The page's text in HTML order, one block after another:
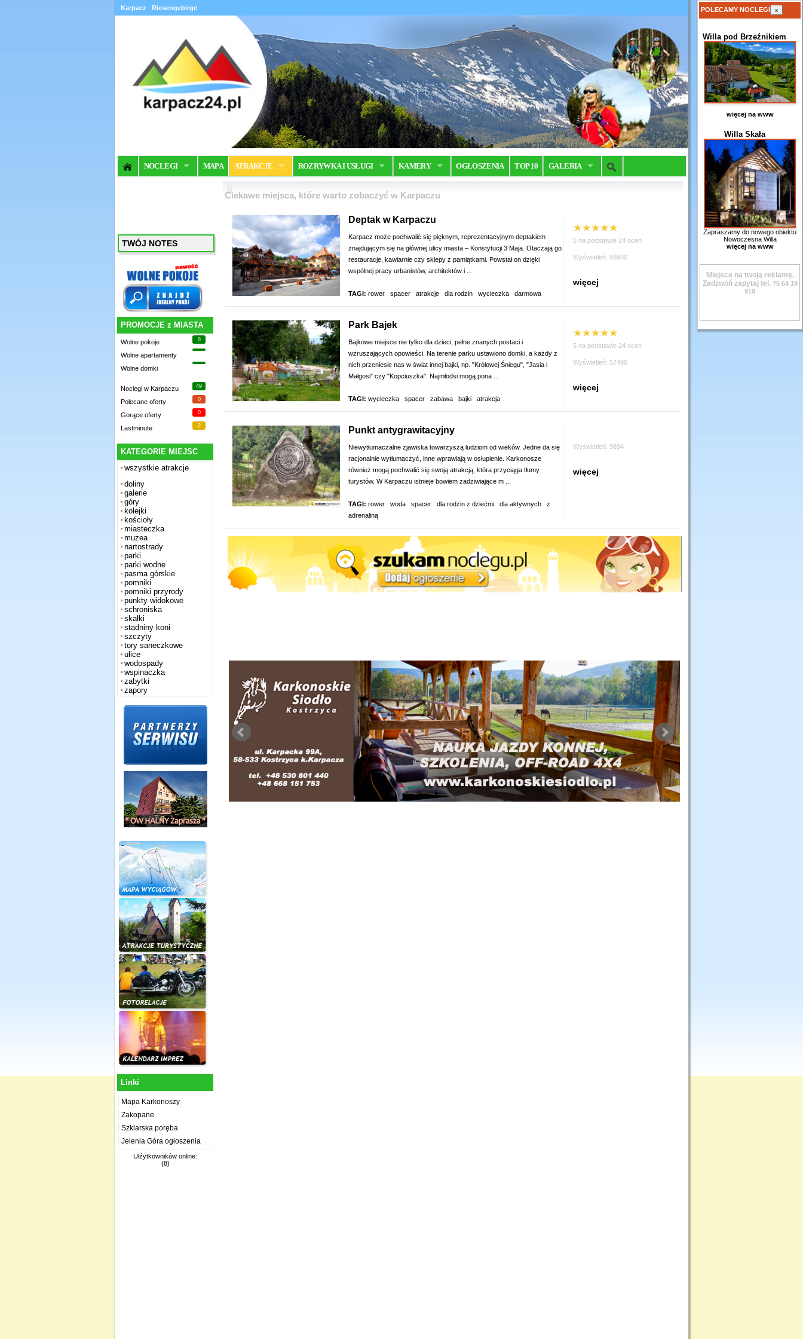
Karpacz Riesengebirge
NOCLEGI MAPA ATRAKCJE ROZRYWKA I USŁUGI KAMERY OGŁOSZENIA TOP 10 GALERIA
TWÓJ NOTES
PROMOCJE z MIASTA
Wolne pokoje 9
Wolne apartamenty
Wolne domki
Noclegi w Karpaczu 49
Polecane oferty 0
Gorące oferty 0
Lastminute 2
KATEGORIE MIEJSC
wszystkie atrakcje
doliny
galerie
góry
kolejki
kościoły
miasteczka
muzea
nartostrady
parki
parki wodne
pasma górskie
pomniki
pomniki przyrody
punkty widokowe
schroniska
skałki
stadniny koni
szczyty
tory saneczkowe
ulice
wodospady
wspinaczka
zabytki
zapory
Linki
Mapa Karkonoszy
Zakopane
Szklarska poręba
Jelenia Góra ogłoszenia
Ułźytkowników online:
(8)
Ciekawe miejsca, które warto zobaczyć w Karpaczu
Deptak w Karpaczu
Karpacz może pochwalić się pięknym, reprezentacyjnym deptakiem
znajdującym się na głównej ulicy miasta – Konstytucji 3 Maja. Otaczają go
restauracje, kawiarnie czy sklepy z pamiątkami. Powstał on dzięki
wspólnej pracy urbanistów, architektów i ...
TAGI: rower spacer atrakcje dla rodzin wycieczka darmowa
5 na podstawie 24 ocen
Wyświetleń: 86600
więcej
Park Bajek
Bajkowe miejsce nie tylko dla dzieci, pełne znanych postaci i
wzruszających opowieści. Na terenie parku ustawiono domki, a każdy z
nich przeniesie nas w świat innej bajki, np. "Królowej Śniegu", "Jasia i
Małgosi" czy "Kopciuszka". Najmłodsi mogą pona ...
TAGI: wycieczka spacer zabawa bajki atrakcja
5 na podstawie 24 ocen
Wyświetleń: 57490
więcej
Punkt antygrawitacyjny
Niewytłumaczalne zjawiska towarzyszą ludziom od wieków. Jedne da się
racjonalnie wytłumaczyć, inne wprawiają w osłupienie. Karkonosze
również mogą pochwalić się swoją atrakcją, która przyciąga tłumy
turystów. W Karpaczu istnieje bowiem zadziwiające m ...
TAGI: rower woda spacer dla rodzin z dziećmi dla aktywnych
z
adrenaliną
Wyświetleń: 9894
więcej
POLECAMY NOCLEGI x
Willa pod Brzeźnikiem
więcej na www
Willa Skała
Zapraszamy do nowego obiektu
Nowoczesna Willa
więcej na www
Miejsce na twoją reklamę.
Zadzwoń zapytaj tel. 75 64 19
919